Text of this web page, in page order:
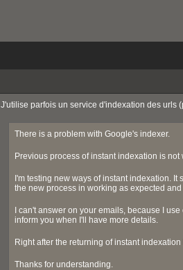
J'utilise parfois un service d'indexation des urls
There is a problem with Google's indexer.
Previous process of instant indexation is
I'm testing new ways of instant indexation.
the new process in working as expected
I can't answer on your emails, because I
inform you when I'll have more details.
Right after the returning of instant
Thanks for understanding.